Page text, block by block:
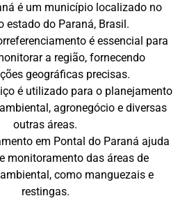
é um município localizado no
estado do Paraná, Brasil.
é essencial para
a região, fornecendo
geográficas precisas.
é utilizado para o planejamento
agronegócio e diversas
outras áreas.
em Pontal do Paraná ajuda
monitoramento das áreas de
como manguezais e
restingas.